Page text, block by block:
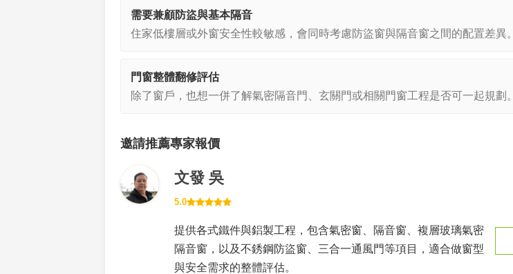
需要兼顧防盜與基本隔音
住家低樓層或外窗安全性較敏感，會同時考慮防盜窗與隔音窗之間的配置差異。
門窗整體翻修評估
除了窗戶，也想一併了解氣密隔音門、玄關門或相關門窗工程是否可一起規劃。
邀請推薦專家報價
文發 吳
5.0
提供各式鐵件與鋁製工程，包含氣密窗、隔音窗、複層玻璃氣密
隔音窗，以及不銹鋼防盜窗、三合一通風門等項目，適合做窗型
與安全需求的整體評估。